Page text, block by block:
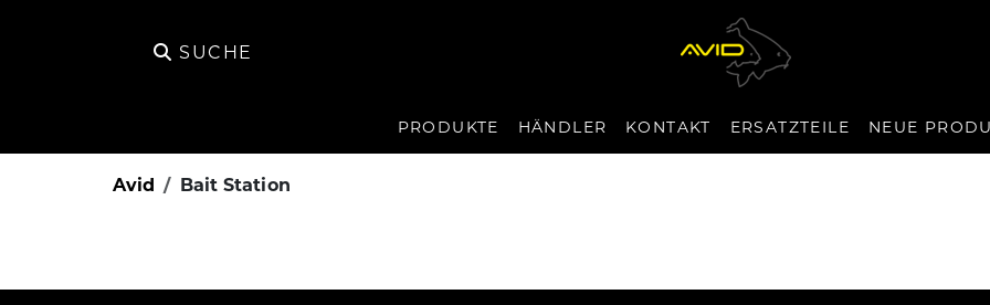
SUCHE
PRODUKTE HÄNDLER KONTAKT ERSATZTEILE NEUE
Avid Bait Station